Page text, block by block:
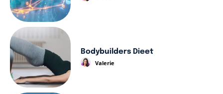
Bodybuilders Dieet
Valerie